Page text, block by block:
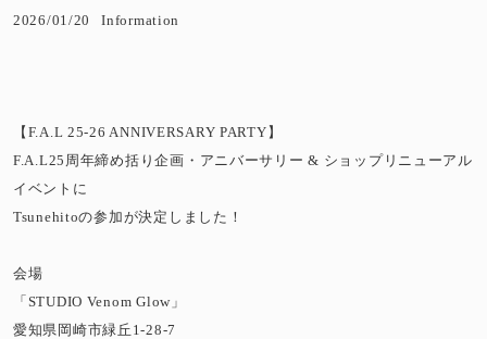
2026/01/20 Information
【F.A.L 25-26 ANNIVERSARY PARTY】
F.A.L25周年締め括り企画・アニバーサリー & ショップリニューアル
イベントに
Tsunehitoの参加が決定しました！
会場
「STUDIO Venom Glow」
愛知県岡崎市緑丘1-28-7